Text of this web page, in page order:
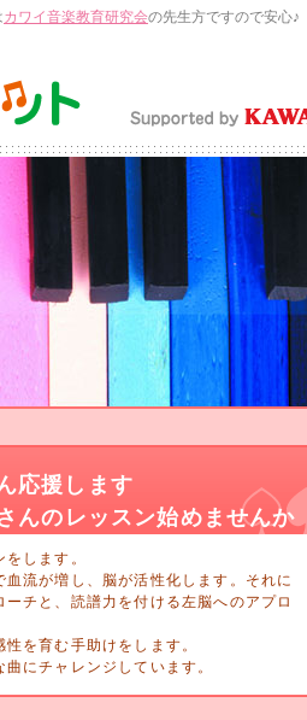
カワイ音楽教育研究会の先生方ですので安心♪
応援します
んのレッスン始めませんか
します。
流が増し、脳が活性化します。それに
チと、読譜力を付ける左脳へのアプロ
を育む手助けをします。
にチャレンジしています。